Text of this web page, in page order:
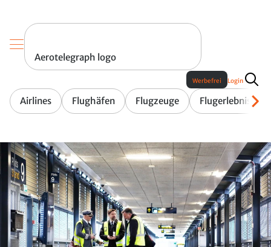
Aerotelegraph logo
Airlines Flughäfen Flugzeuge Flugerlebnis
Werbefrei Login